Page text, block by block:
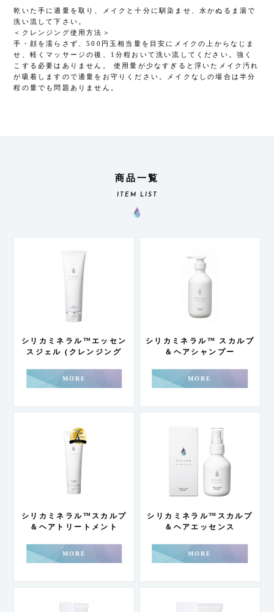
乾いた手に適量を取り、メイクと十分に馴染ませ、水かぬるま湯で
洗い流して下さい。
＜クレンジング使用方法＞
手・顔を濡らさず、500円玉相当量を目安にメイクの上からなじま
せ、軽くマッサージの後、1分程おいて洗い流してください。強く
こする必要はありません。 使用量が少なすぎると浮いたメイク汚れ
が吸着しますので適量をお守りください。メイクなしの場合は半分
程の量でも問題ありません。
商品一覧
ITEM LIST
シリカミネラル™エッセン
スジェル (クレンジング
MORE
シリカミネラル™ スカルプ
＆ヘアシャンプー
MORE
シリカミネラル™スカルプ
＆ヘアトリートメント
MORE
シリカミネラル™スカルプ
＆ヘアエッセンス
MORE